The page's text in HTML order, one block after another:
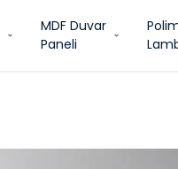
MDF Duvar
Paneli